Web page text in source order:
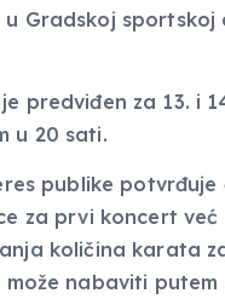
Gradskoj sportskoj
predviđen za 13. i
u 20 sati.
publike potvrđuje
za prvi koncert
količina karata
može nabaviti putem